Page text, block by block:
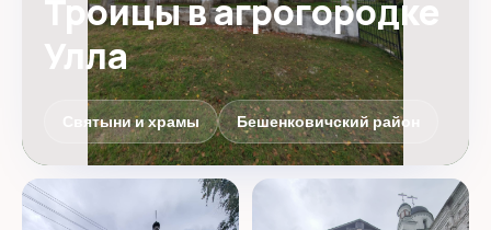
Троицы в агрогородке
Улла
Святыни и храмы Бешенковичский район